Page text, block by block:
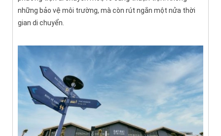
những bảo vệ môi trường, mà còn rút ngắn một nửa thời
gian di chuyển.